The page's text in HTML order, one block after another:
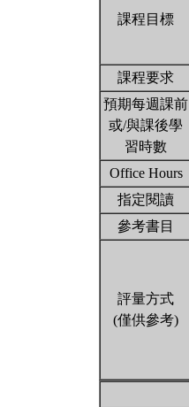
課程目標
課程要求
預期每週課前
或/與課後學
習時數
Office Hours
指定閱讀
參考書目
評量方式
(僅供參考)